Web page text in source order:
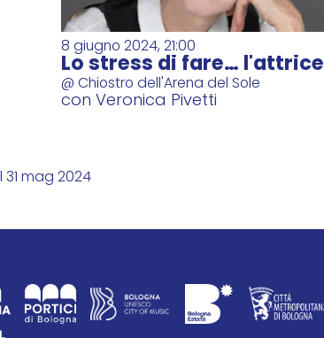
8 giugno 2024, 21:00
Lo stress di fare… l'attrice
@ Chiostro dell'Arena del Sole
con Veronica Pivetti
mag 2024